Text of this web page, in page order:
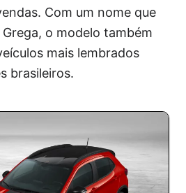
Com um nome que
o modelo também
mais lembrados
brasileiros.